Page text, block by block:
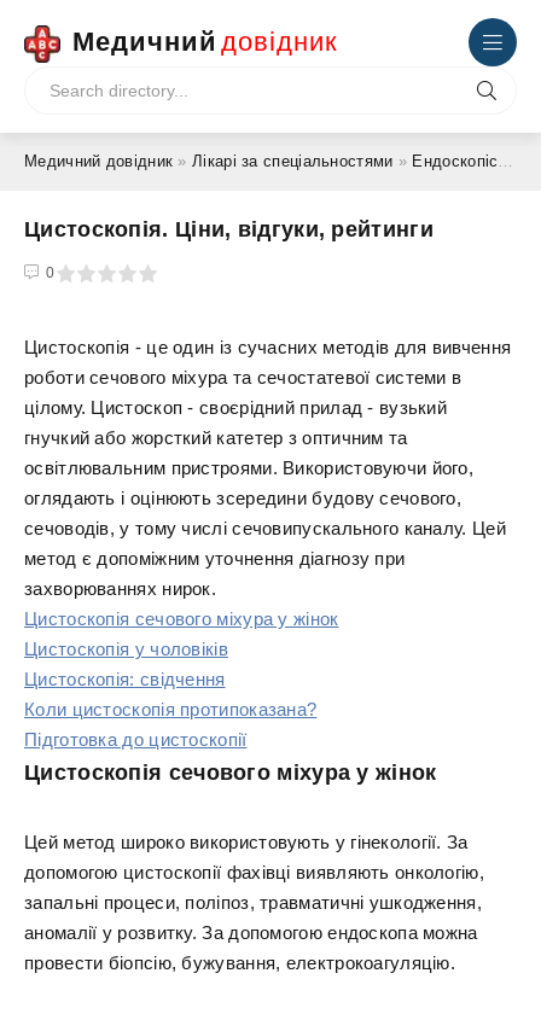
Медичний довідник
Медичний довідник »Лікарі за спеціальностями » Ендоскопіст »
Цистоскопія. Ціни, відгуки, рейтинги
0
5
Цистоскопія - це один із сучасних методів для вивчення
роботи сечового міхура та сечостатевої системи в
цілому. Цистоскоп - своєрідний прилад - вузький
гнучкий або жорсткий катетер з оптичним та
освітлювальним пристроями. Використовуючи його,
оглядають і оцінюють зсередини будову сечового,
сечоводів, у тому числі сечовипускального каналу. Цей
метод є допоміжним уточнення діагнозу при
захворюваннях нирок.
Цистоскопія сечового міхура у жінок
Цистоскопія у чоловіків
Цистоскопія: свідчення
Коли цистоскопія протипоказана?
Підготовка до цистоскопії
Цистоскопія сечового міхура у жінок
Цей метод широко використовують у гінекології. За
допомогою цистоскопії фахівці виявляють онкологію,
запальні процеси, поліпоз, травматичні ушкодження,
аномалії у розвитку. За допомогою ендоскопа можна
провести біопсію, бужування, електрокоагуляцію.